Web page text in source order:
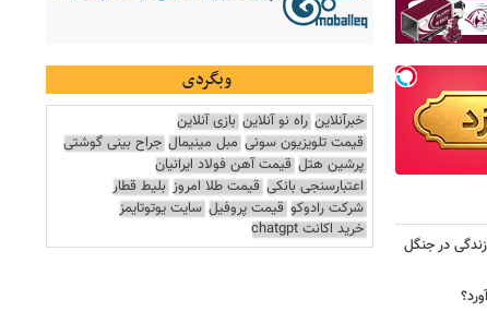
در جنگل
وبگردی
خبرآنلاین راه نو آنلاین بازی آنلاین
قیمت تلویزیون سونی مبل مینیمال جراح بینی گوشتی
پرشین هتل قیمت آهن فولاد ایرانیان
اعتبارسنجی بانکی قیمت طلا امروز بلیط قطار
شرکت رادوکو قیمت پروفیل سایت یوتوتایمز
خرید اکانت chatgpt